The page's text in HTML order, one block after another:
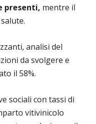
presenti, mentre il
analisi del
da svolgere e
il 58%.
sociali con tassi di
vitivinicolo